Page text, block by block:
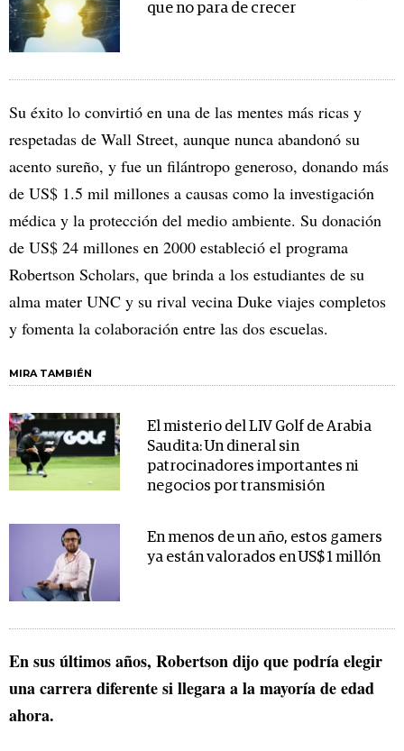
que no para de crecer
Su éxito lo convirtió en una de las mentes más ricas y
respetadas de Wall Street, aunque nunca abandonó su
acento sureño, y fue un filántropo generoso, donando más
de US$ 1.5 mil millones a causas como la investigación
médica y la protección del medio ambiente. Su donación
de US$ 24 millones en 2000 estableció el programa
Robertson Scholars, que brinda a los estudiantes de su
alma mater UNC y su rival vecina Duke viajes completos
y fomenta la colaboración entre las dos escuelas.
MIRA TAMBIÉN
El misterio del LIV Golf de Arabia
Saudita: Un dineral sin
patrocinadores importantes ni
negocios por transmisión
En menos de un año, estos gamers
ya están valorados en US$ 1 millón
En sus últimos años, Robertson dijo que podría elegir
una carrera diferente si llegara a la mayoría de edad
ahora.